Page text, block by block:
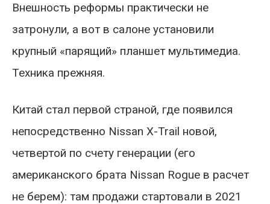
Внешность реформы практически не
затронули, а вот в салоне установили
крупный «парящий» планшет мультимедиа.
Техника прежняя.
Китай стал первой страной, где появился
непосредственно Nissan X-Trail новой,
четвертой по счету генерации (его
американского брата Nissan Rogue в расчет
не берем): там продажи стартовали в 2021